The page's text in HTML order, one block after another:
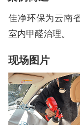
佳净环保为云南
室内甲醛治理。
现场图片